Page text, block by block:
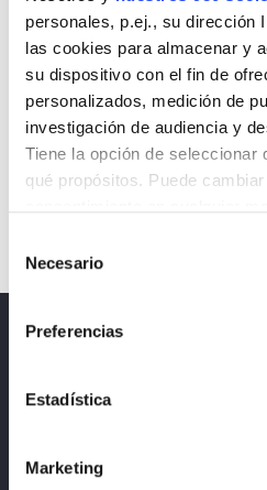
personales, p.ej., su dirección
las cookies para almacenar y
su dispositivo con el fin de
personalizados, medición de
investigación de audiencia y
Tiene la opción de seleccionar
qué propósitos. Puede
consentimiento.
Obtenga más información
datos personales y
consentimiento en cualquier
Las cookies de este sitio web
consentimiento
Necesario
Preferencias
Estadística
Marketing
Política de privacidad,